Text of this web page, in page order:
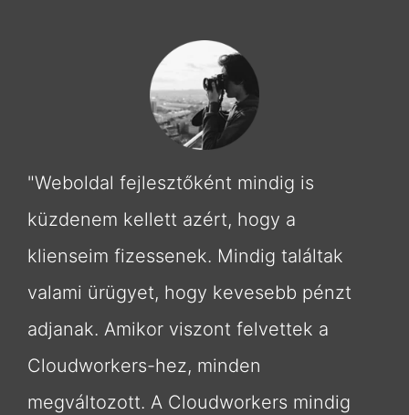
"Weboldal fejlesztőként mindig is
küzdenem kellett azért, hogy a
klienseim fizessenek. Mindig találtak
valami ürügyet, hogy kevesebb pénzt
adjanak. Amikor viszont felvettek a
Cloudworkers-hez, minden
megváltozott. A Cloudworkers mindig